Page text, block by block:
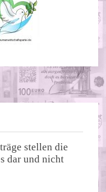
stellen die
dar und nicht